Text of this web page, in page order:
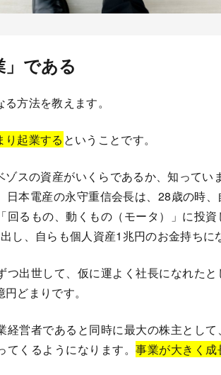
である
方法を教えます。
り起業する ということです。
スの資産がいくらであるか、知ってい
本電産の永守重信会長は、28歳の時、
回るもの、動くもの（モータ）」に投
し、自らも個人資産1兆円のお金持ちに
つ出世して、仮に運よく社長になれた
どまりです。
営者であると同時に最大の株主とし
てくるようになります。事業が大きく